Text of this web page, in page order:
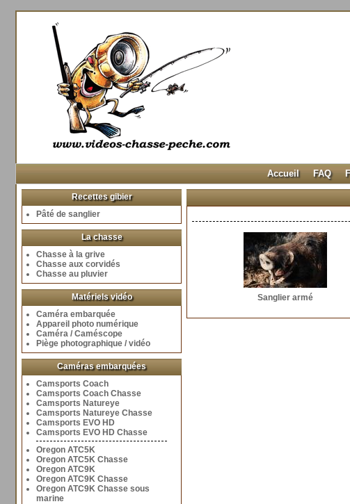
Accueil FAQ
Recettes gibier
Pâté de sanglier
La chasse
Chasse à la grive
Chasse aux corvidés
Chasse au pluvier
Matériels vidéo
Caméra embarquée
Appareil photo numérique
Caméra / Caméscope
Piège photographique / vidéo
Caméras embarquées
Camsports Coach
Camsports Coach Chasse
Camsports Natureye
Camsports Natureye Chasse
Camsports EVO HD
Camsports EVO HD Chasse
Oregon ATC5K
Oregon ATC5K Chasse
Oregon ATC9K
Oregon ATC9K Chasse
Oregon ATC9K Chasse sous
marine
Sanglier armé